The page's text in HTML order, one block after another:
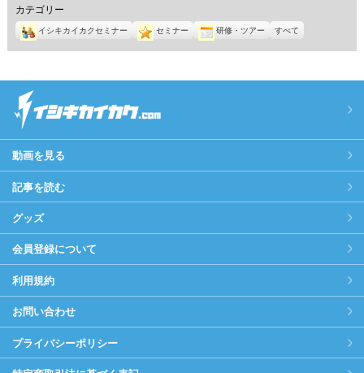
カテゴリー
イシキカイカクセミナー セミナー 研修・ツアー すべて
動画を見る
記事を読む
グッズ
会員登録について
利用規約
お問い合わせ
プライバシーポリシー